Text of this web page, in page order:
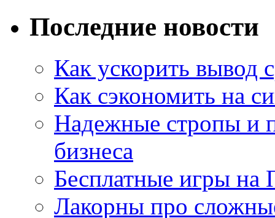
Последние новости
Как ускорить вывод
Как сэкономить на
Надежные стропы и
бизнеса
Бесплатные игры на
Лакорны про